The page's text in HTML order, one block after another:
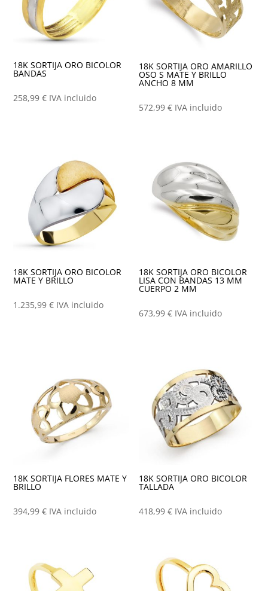
18K SORTIJA ORO BICOLOR
BANDAS
258,99€ IVA incluido
18K SORTIJA ORO AMARILLO
OSO S MATE Y BRILLO
ANCHO 8 MM
572,99€ IVA incluido
18K SORTIJA ORO BICOLOR
MATE Y BRILLO
1.235,99€ IVA incluido
18K SORTIJA ORO BICOLOR
LISA CON BANDAS 13 MM
CUERPO 2 MM
673,99€ IVA incluido
18K SORTIJA FLORES MATE Y
BRILLO
394,99€ IVA incluido
18K SORTIJA ORO BICOLOR
TALLADA
418,99€ IVA incluido